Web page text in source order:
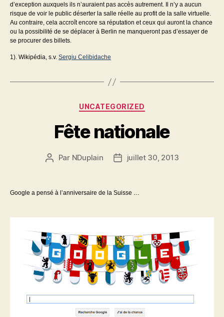
d’exception auxquels ils n’auraient pas accès autrement. Il n’y a aucun
risque de voir le public déserter la salle réelle au profit de la salle virtuelle.
Au contraire, cela accroît encore sa réputation et ceux qui auront la chance
ou la possibilité de se déplacer à Berlin ne manqueront pas d’essayer de
se procurer des billets.
1). Wikipédia, s.v. Sergiu Celibidache
Catégories
UNCATEGORIZED
Fête nationale
Auteur
Par NDuplain
Datejuillet 30, 2013
Google a pensé à l’anniversaire de la Suisse …